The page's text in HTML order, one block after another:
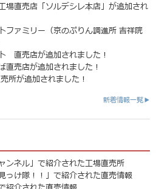
場直売店「ソルデシレ本店」が追加され
ファミリー（京のぷりん調進所 吉祥院
直売店が追加されました！
直売店が追加されました！
所が追加されました！
新着情報一覧▶
ンネル」で紹介された工場直売所
っけ隊！！」で紹介された直売情報